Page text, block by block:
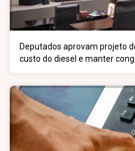
Deputados aprovam projeto
custo do diesel e manter